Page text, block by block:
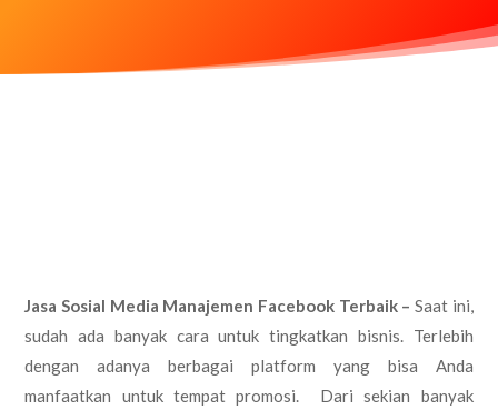
Jasa Sosial Media Manajemen Facebook Terbaik – Saat ini,
sudah ada banyak cara untuk tingkatkan bisnis. Terlebih
dengan adanya berbagai platform yang bisa Anda
manfaatkan untuk tempat promosi. Dari sekian banyak